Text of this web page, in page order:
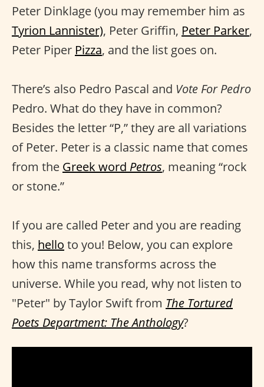
Peter Dinklage (you may remember him as
Tyrion Lannister), Peter Griffin, Peter Parker,
Peter Piper Pizza, and the list goes on.
There’s also Pedro Pascal and Vote For Pedro
Pedro. What do they have in common?
Besides the letter “P,” they are all variations
of Peter. Peter is a classic name that comes
from the Greek word Petros, meaning “rock
or stone.”
If you are called Peter and you are reading
this, hello to you! Below, you can explore
how this name transforms across the
universe. While you read, why not listen to
"Peter" by Taylor Swift from The Tortured
Poets Department: The Anthology?